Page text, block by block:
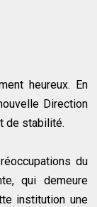
heureux. En
Direction
de stabilité.
du
qui demeure
institution une